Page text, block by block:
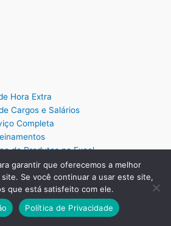
Hora Extra
Cargos e Salários
Completa
de Produtos no Excel
Suas Vendas
Serviços: Calcule o Preço Ideal
garantir que oferecemos a melhor
Se você continuar a usar este site,
que está satisfeito com ele.
Política de Privacidade